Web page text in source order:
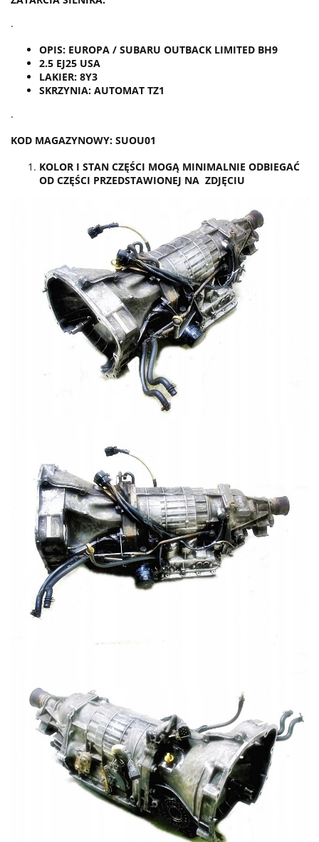
.
OPIS: EUROPA / SUBARU OUTBACK LIMITED BH9
2.5 EJ25 USA
LAKIER: 8Y3
SKRZYNIA: AUTOMAT TZ1
.
KOD MAGAZYNOWY: SUOU01
KOLOR I STAN CZĘŚCI MOGĄ MINIMALNIE ODBIEGAĆ
OD CZĘŚCI PRZEDSTAWIONEJ NA ZDJĘCIU